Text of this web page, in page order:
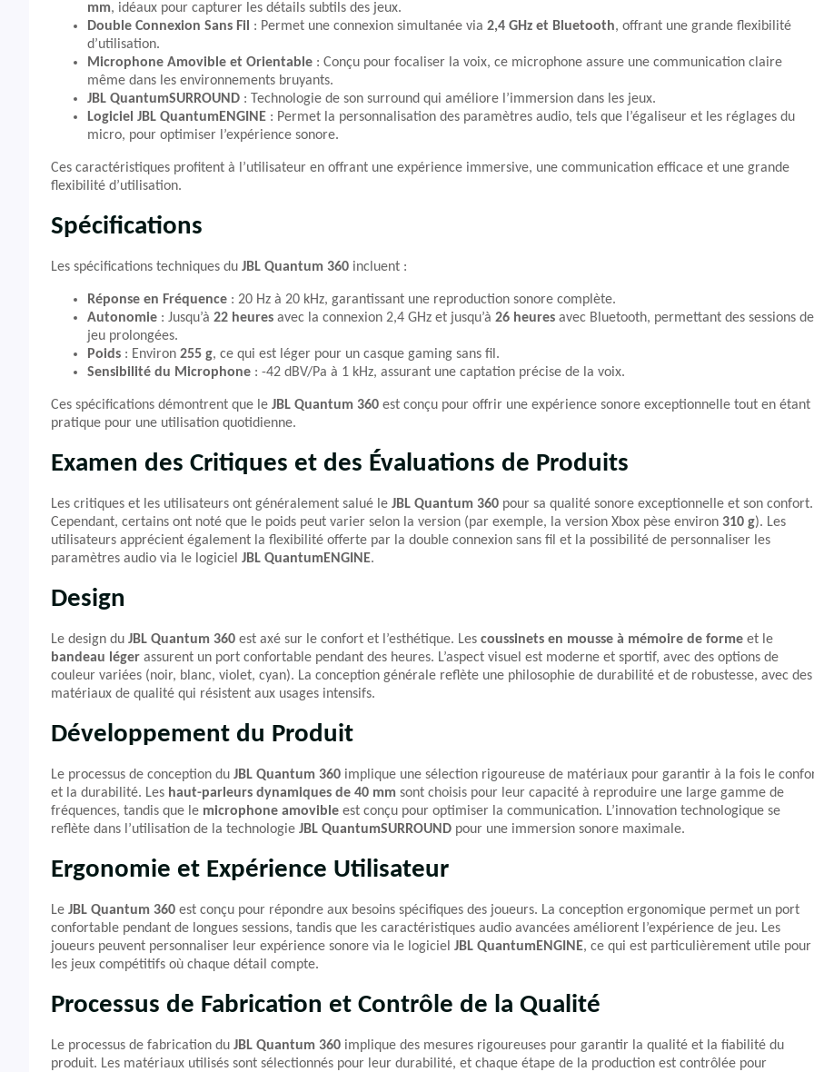
mm, idéaux pour capturer les détails subtils des jeux.
Double Connexion Sans Fil : Permet une connexion simultanée via 2,4 GHz et Bluetooth, offrant une grande flexibilité
d’utilisation.
Microphone Amovible et Orientable : Conçu pour focaliser la voix, ce microphone assure une communication claire
même dans les environnements bruyants.
JBL QuantumSURROUND : Technologie de son surround qui améliore l’immersion dans les jeux.
Logiciel JBL QuantumENGINE : Permet la personnalisation des paramètres audio, tels que l’égaliseur et les réglages du
micro, pour optimiser l’expérience sonore.
Ces caractéristiques profitent à l’utilisateur en offrant une expérience immersive, une communication efficace et une grande
flexibilité d’utilisation.
Spécifications
Les spécifications techniques du JBL Quantum 360 incluent :
Réponse en Fréquence : 20 Hz à 20 kHz, garantissant une reproduction sonore complète.
Autonomie : Jusqu’à 22 heures avec la connexion 2,4 GHz et jusqu’à 26 heures avec Bluetooth, permettant des sessions de
jeu prolongées.
Poids : Environ 255 g, ce qui est léger pour un casque gaming sans fil.
Sensibilité du Microphone : -42 dBV/Pa à 1 kHz, assurant une captation précise de la voix.
Ces spécifications démontrent que le JBL Quantum 360 est conçu pour offrir une expérience sonore exceptionnelle tout en étant
pratique pour une utilisation quotidienne.
Examen des Critiques et des Évaluations de Produits
Les critiques et les utilisateurs ont généralement salué le JBL Quantum 360 pour sa qualité sonore exceptionnelle et son confort.
Cependant, certains ont noté que le poids peut varier selon la version (par exemple, la version Xbox pèse environ 310 g). Les
utilisateurs apprécient également la flexibilité offerte par la double connexion sans fil et la possibilité de personnaliser les
paramètres audio via le logiciel JBL QuantumENGINE.
Design
Le design du JBL Quantum 360 est axé sur le confort et l’esthétique. Les coussinets en mousse à mémoire de forme et le
bandeau léger assurent un port confortable pendant des heures. L’aspect visuel est moderne et sportif, avec des options de
couleur variées (noir, blanc, violet, cyan). La conception générale reflète une philosophie de durabilité et de robustesse, avec des
matériaux de qualité qui résistent aux usages intensifs.
Développement du Produit
Le processus de conception du JBL Quantum 360 implique une sélection rigoureuse de matériaux pour garantir à la fois le
et la durabilité. Les haut-parleurs dynamiques de 40 mm sont choisis pour leur capacité à reproduire une large gamme de
fréquences, tandis que le microphone amovible est conçu pour optimiser la communication. L’innovation technologique se
reflète dans l’utilisation de la technologie JBL QuantumSURROUND pour une immersion sonore maximale.
Ergonomie et Expérience Utilisateur
Le JBL Quantum 360 est conçu pour répondre aux besoins spécifiques des joueurs. La conception ergonomique permet un port
confortable pendant de longues sessions, tandis que les caractéristiques audio avancées améliorent l’expérience de jeu. Les
joueurs peuvent personnaliser leur expérience sonore via le logiciel JBL QuantumENGINE, ce qui est particulièrement utile pour
les jeux compétitifs où chaque détail compte.
Processus de Fabrication et Contrôle de la Qualité
Le processus de fabrication du JBL Quantum 360 implique des mesures rigoureuses pour garantir la qualité et la fiabilité du
produit. Les matériaux utilisés sont sélectionnés pour leur durabilité, et chaque étape de la production est contrôlée pour